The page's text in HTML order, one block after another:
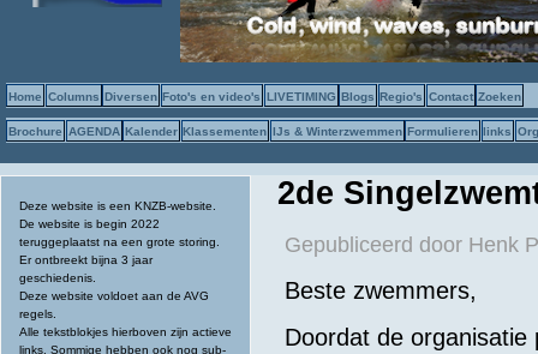
Home Columns Diversen Foto's en video's LIVETIMING Blogs Regio's Contact Zoeken
Brochure AGENDA Kalender Klassementen IJs & Winterzwemmen Formulieren links
Deze website is een KNZB-website.
De website is begin 2022
teruggeplaatst na een grote storing.
Er ontbreekt bijna 3 jaar
geschiedenis.
Deze website voldoet aan de AVG
regels.
Alle tekstblokjes hierboven zijn actieve
links. Sommige hebben ook nog sub-
2de
Gepubliceerd door Henk
Beste zwemmers,
Doordat de organisatie